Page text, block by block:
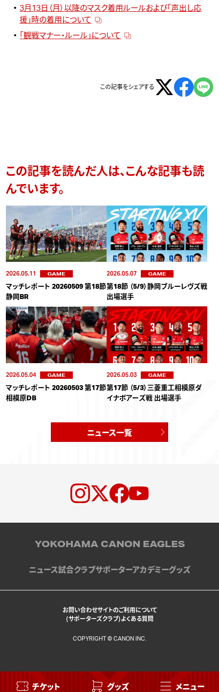
3月13日（月）以降のマスク着用ルールおよび「声出し応
援」時の着用について
「観戦マナー・ルール」について
この記事をシェアする
この記事を読んだ人は、こんな記事も読
んでいます。
2026.05.11 GAME
マッチレポート 20260509 第18節
静岡BR
2026.05.07 GAME
第18節 （5/9）静岡ブルーレヴズ戦
出場選手
2026.05.04 GAME
マッチレポート 20260503 第17節
相模原DB
2026.05.03 GAME
第17節 （5/3）三菱重工相模原ダ
イナボアーズ戦 出場選手
ニュース一覧
YOKOHAMA CANON EAGLES
ニュース試合クラブサポーターアカデミーグッズ
お問い合わせサイトのご利用について
(サポーターズクラブ)よくある質問
COPYRIGHT © CANON INC.
チケット グッズ メニュー